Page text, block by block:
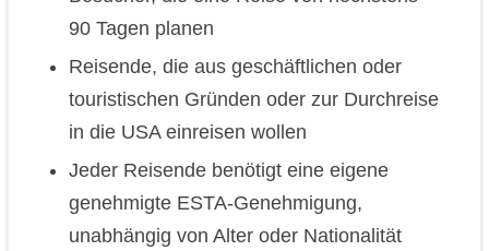
90 Tagen planen
Reisende, die aus geschäftlichen oder
touristischen Gründen oder zur Durchreise
in die USA einreisen wollen
Jeder Reisende benötigt eine eigene
genehmigte ESTA-Genehmigung,
unabhängig von Alter oder Nationalität